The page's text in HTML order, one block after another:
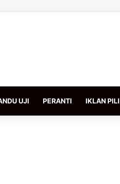
UJI PERANTI IKLAN